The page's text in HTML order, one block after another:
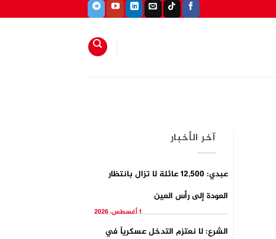
آخر الأخبار
عبدي: 12,500 عائلة لا تزال بانتظار
العودة إلى رأس العين
1 أغسطس، 2026
الشرع: لا نعتزم التدخل عسكرياً في